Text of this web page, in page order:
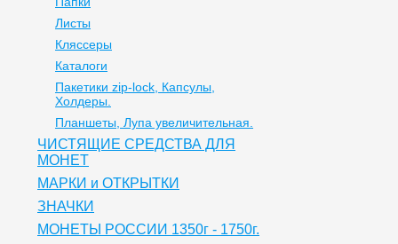
Листы
Кляссеры
Каталоги
Пакетики zip-lock, Капсулы,
Холдеры.
Планшеты, Лупа увеличительная.
ЧИСТЯЩИЕ СРЕДСТВА ДЛЯ
МОНЕТ
МАРКИ и ОТКРЫТКИ
ЗНАЧКИ
МОНЕТЫ РОССИИ 1350г - 1750г.